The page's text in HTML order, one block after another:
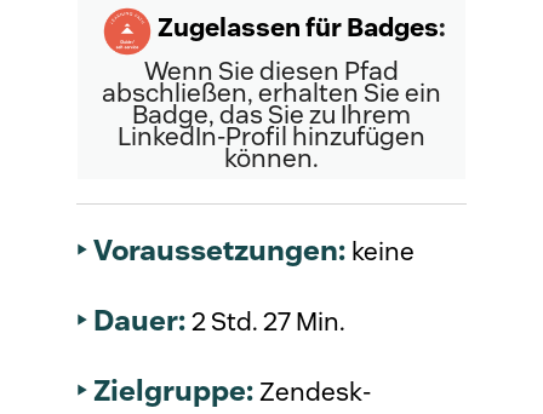
Zugelassen für Badges:
Wenn Sie diesen Pfad
abschließen, erhalten Sie ein
Badge, das Sie zu Ihrem
LinkedIn-Profil hinzufügen
können.
‣ Voraussetzungen:
‣ Dauer:
‣ Zielgruppe:Zendesk-